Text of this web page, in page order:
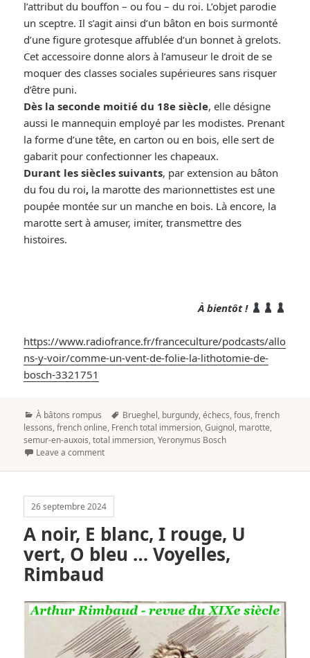
l’attribut du bouffon – ou fou – du roi. L’objet parodie
un sceptre. Il s’agit ainsi d’un bâton en bois surmonté
d’une figure grotesque affublée d’un bonnet à grelots.
Cet accessoire donne alors à l’amuseur le droit de se
moquer des classes sociales supérieures sans risquer
d’être puni.
Dès la seconde moitié du 18e siècle, elle désigne
aussi le mannequin employé par les modistes. Prenant
la forme d’une tête, en carton ou en bois, elle sert de
gabarit pour confectionner les chapeaux.
Durant les siècles suivants, par extension au bâton
du fou du roi, la marotte des marionnettistes est une
poupée montée sur un manche en bois. Là encore, la
marotte sert à amuser, imiter, transmettre des
histoires.
À bientôt !
https://www.radiofrance.fr/franceculture/podcasts/allo
ns-y-voir/comme-un-vent-de-folie-la-lithotomie-de-
bosch-3321751
Categories
À bâtons rompus Tags
Brueghel, burgundy,échecs,fous,french
lessons,french online, French total immersion,Guignol, marotte,
semur-en-auxois,total immersion,Yeronymus Bosch
Leave a comment
26 septembre 2024
A noir, E blanc, I rouge, U
vert, O bleu … Voyelles,
Rimbaud